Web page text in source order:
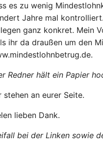
es zu wenig
Jahre mal
ganz konkret. Mein
ihr da draußen um den
Redner hält ein Papier
stehen an eurer Seite.
lieben Dank.
bei der Linken sowie